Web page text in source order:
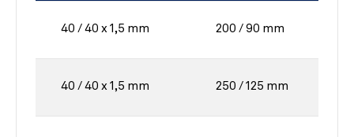
40 / 40 x 1,5 mm 200 / 90 mm
40 / 40 x 1,5 mm 250 / 125 mm